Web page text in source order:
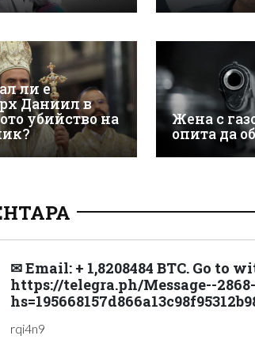
ли е
Даниил в
убийство на
Жена с
опита да
✉ Email: + 1,8208484 BTC. Go to
https://telegra.ph/Message--
rqi4n9